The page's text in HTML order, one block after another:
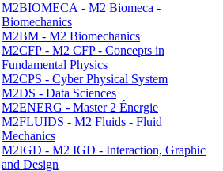
M2BIOMECA - M2 Biomeca -
Biomechanics
M2BM - M2 Biomechanics
M2CFP - M2 CFP - Concepts in
Fundamental Physics
M2CPS - Cyber Physical System
M2DS - Data Sciences
M2ENERG - Master 2 Énergie
M2FLUIDS - M2 Fluids - Fluid
Mechanics
M2IGD - M2 IGD - Interaction, Graphic
and Design